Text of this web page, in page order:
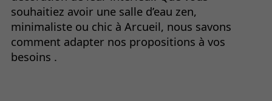
souhaitiez avoir une salle d’eau zen,
minimaliste ou chic à Arcueil, nous savons
comment adapter nos propositions à vos
besoins .